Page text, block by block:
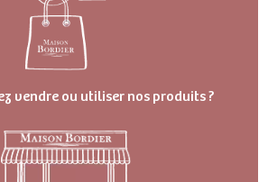
vendre ou utiliser nos produits ?